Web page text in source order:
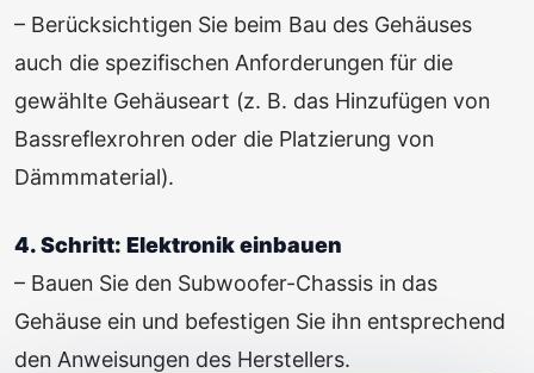
– Berücksichtigen Sie beim Bau des Gehäuses
auch die spezifischen Anforderungen für die
gewählte Gehäuseart (z. B. das Hinzufügen von
Bassreflexrohren oder die Platzierung von
Dämmmaterial).
4. Schritt: Elektronik einbauen
– Bauen Sie den Subwoofer-Chassis in das
Gehäuse ein und befestigen Sie ihn entsprechend
den Anweisungen des Herstellers.